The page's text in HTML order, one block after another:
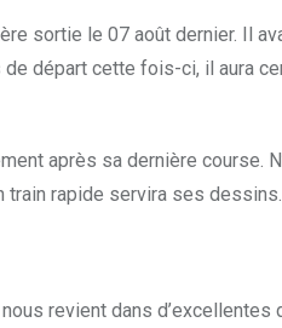
sortie le 07 août dernier. Il
départ cette fois-ci, il aura
après sa dernière
rapide servira ses
revient dans